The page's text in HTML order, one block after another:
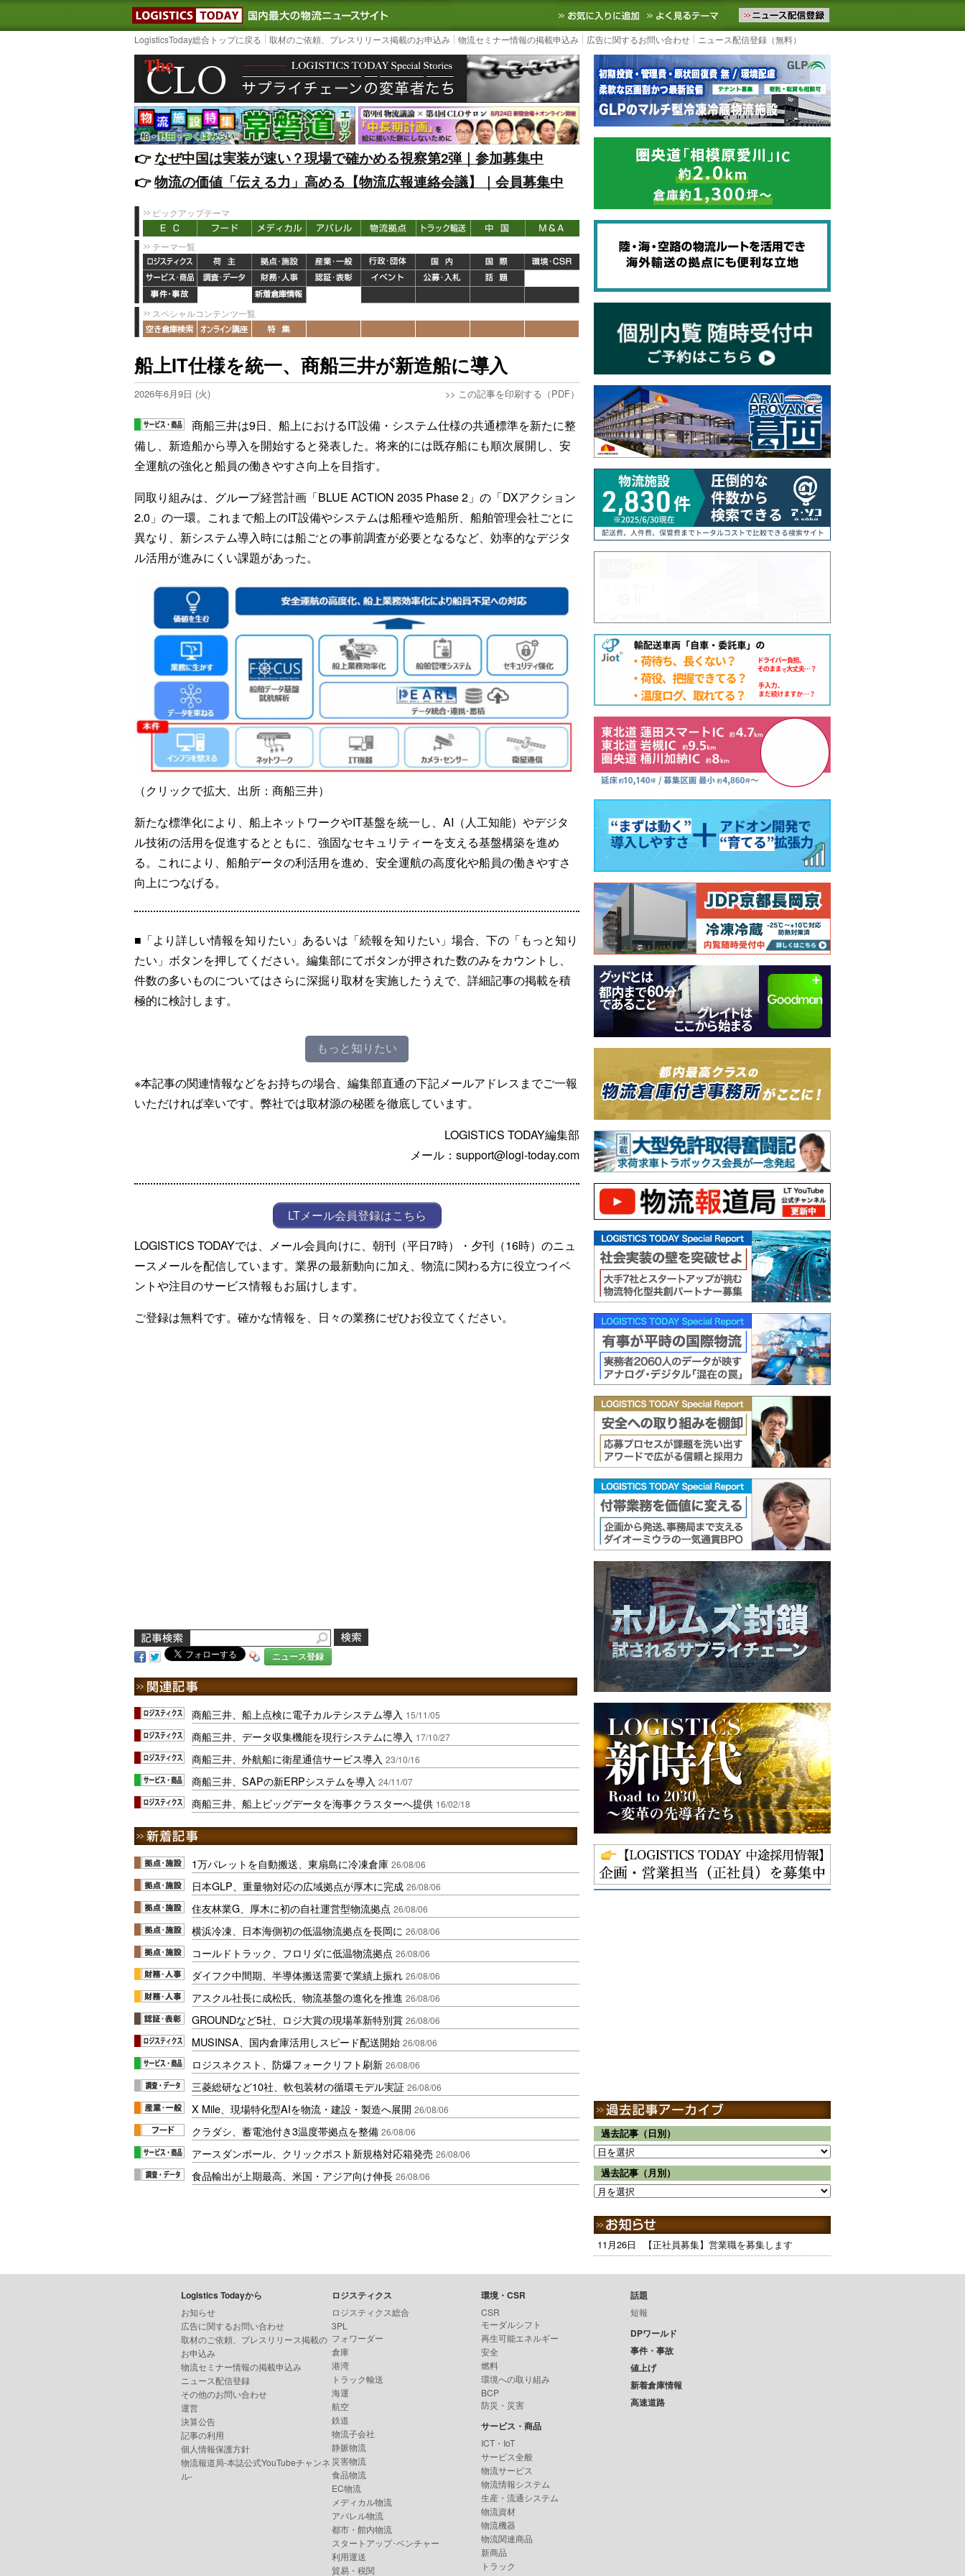
LOGISTICS TODAY｜国内最大の物流ニュースサイト3PL, SCMなど国内外の最新の物流ニュースをお届けします。物流ニュースメール配信を登録す
お気に入りに追加 よく見るテーマ
LogisticsToday総合トップに戻る 取材のご依頼、プレスリリース掲載のお申込み 物流セミナー情報の掲載申込み 広告に関するお問い合わせ ニュース配信登録（無料）
👉️なぜ中国は実装が速い？現場で確かめる視察第2弾｜参加募集中
👉️物流の価値「伝える力」高める【物流広報連絡会議】｜会員募集中
ピックアップテーマ
テーマ一覧
スペシャルコンテンツ一覧
船上IT仕様を統一、商船三井が新造船に導入
2026年6月9日 (火) >> この記事を印刷する（PDF）
商船三井は9日、船上におけるIT設備・システム仕様の共通標準を新たに整
備し、新造船から導入を開始すると発表した。将来的には既存船にも順次展開し、安
全運航の強化と船員の働きやすさ向上を目指す。
同取り組みは、グループ経営計画「BLUE ACTION 2035 Phase 2」の「DXアクション
2.0」の一環。これまで船上のIT設備やシステムは船種や造船所、船舶管理会社ごとに
異なり、新システム導入時には船ごとの事前調査が必要となるなど、効率的なデジタ
ル活用が進みにくい課題があった。
（クリックで拡大、出所：商船三井）
新たな標準化により、船上ネットワークやIT基盤を統一し、AI（人工知能）やデジタ
ル技術の活用を促進するとともに、強固なセキュリティーを支える基盤構築を進め
る。これにより、船舶データの利活用を進め、安全運航の高度化や船員の働きやすさ
向上につなげる。
■「より詳しい情報を知りたい」あるいは「続報を知りたい」場合、下の「もっと知り
たい」ボタンを押してください。編集部にてボタンが押された数のみをカウントし、
件数の多いものについてはさらに深掘り取材を実施したうえで、詳細記事の掲載を積
極的に検討します。
もっと知りたい
※本記事の関連情報などをお持ちの場合、編集部直通の下記メールアドレスまでご一報
いただければ幸いです。弊社では取材源の秘匿を徹底しています。
LOGISTICS TODAY編集部
メール：support@logi-today.com
LTメール会員登録はこちら
LOGISTICS TODAYでは、メール会員向けに、朝刊（平日7時）・夕刊（16時）のニュ
ースメールを配信しています。業界の最新動向に加え、物流に関わる方に役立つイベ
ントや注目のサービス情報もお届けします。
ご登録は無料です。確かな情報を、日々の業務にぜひお役立てください。
ニュース登録
商船三井、船上点検に電子カルテシステム導入 15/11/05
商船三井、データ収集機能を現行システムに導入 17/10/27
商船三井、外航船に衛星通信サービス導入 23/10/16
商船三井​、SAPの新ERPシステムを導入 24/11/07
商船三井、船上ビッグデータを海事クラスターへ提供 16/02/18
1万パレットを自動搬送、東扇島に冷凍倉庫 26/08/06
日本GLP、重量物対応の広域拠点が厚木に完成 26/08/06
住友林業G、厚木に初の自社運営型物流拠点 26/08/06
横浜冷凍、日本海側初の低温物流拠点を長岡に 26/08/06
コールドトラック、フロリダに低温物流拠点 26/08/06
ダイフク中間期、半導体搬送需要で業績上振れ 26/08/06
アスクル社長に成松氏、物流基盤の進化を推進 26/08/06
GROUNDなど5社、ロジ大賞の現場革新特別賞 26/08/06
MUSINSA、国内倉庫活用しスピード配送開始 26/08/06
ロジスネクスト、防爆フォークリフト刷新 26/08/06
三菱総研など10社、軟包装材の循環モデル実証 26/08/06
X Mile、現場特化型AIを物流・建設・製造へ展開 26/08/06
クラダシ、蓄電池付き3温度帯拠点を整備 26/08/06
アースダンボール、クリックポスト新規格対応箱発売 26/08/06
食品輸出が上期最高、米国・アジア向け伸長 26/08/06
過去記事（日別）
過去記事（月別）
11月26日 【正社員募集】営業職を募集します
Logistics Todayから
お知らせ
広告に関するお問い合わせ
取材のご依頼、プレスリリース掲載の
お申込み
物流セミナー情報の掲載申込み
ニュース配信登録
その他のお問い合わせ
運営
決算公告
記事の利用
個人情報保護方針
物流報道局-本誌公式YouTubeチャンネ
ル-
ロジスティクス
ロジスティクス総合
3PL
フォワーダー
倉庫
港湾
トラック輸送
海運
航空
鉄道
物流子会社
静脈物流
災害物流
食品物流
EC物流
メディカル物流
アパレル物流
都市・館内物流
スタートアップ･ベンチャー
利用運送
貿易・税関
環境・CSR
CSR
モーダルシフト
再生可能エネルギー
安全
燃料
環境への取り組み
BCP
防災・災害
サービス・商品
ICT・IoT
サービス全般
物流サービス
物流情報システム
生産・流通システム
物流資材
物流機器
物流関連商品
新商品
トラック
話題
短報
DPワールド
事件・事故
値上げ
新着倉庫情報
高速道路